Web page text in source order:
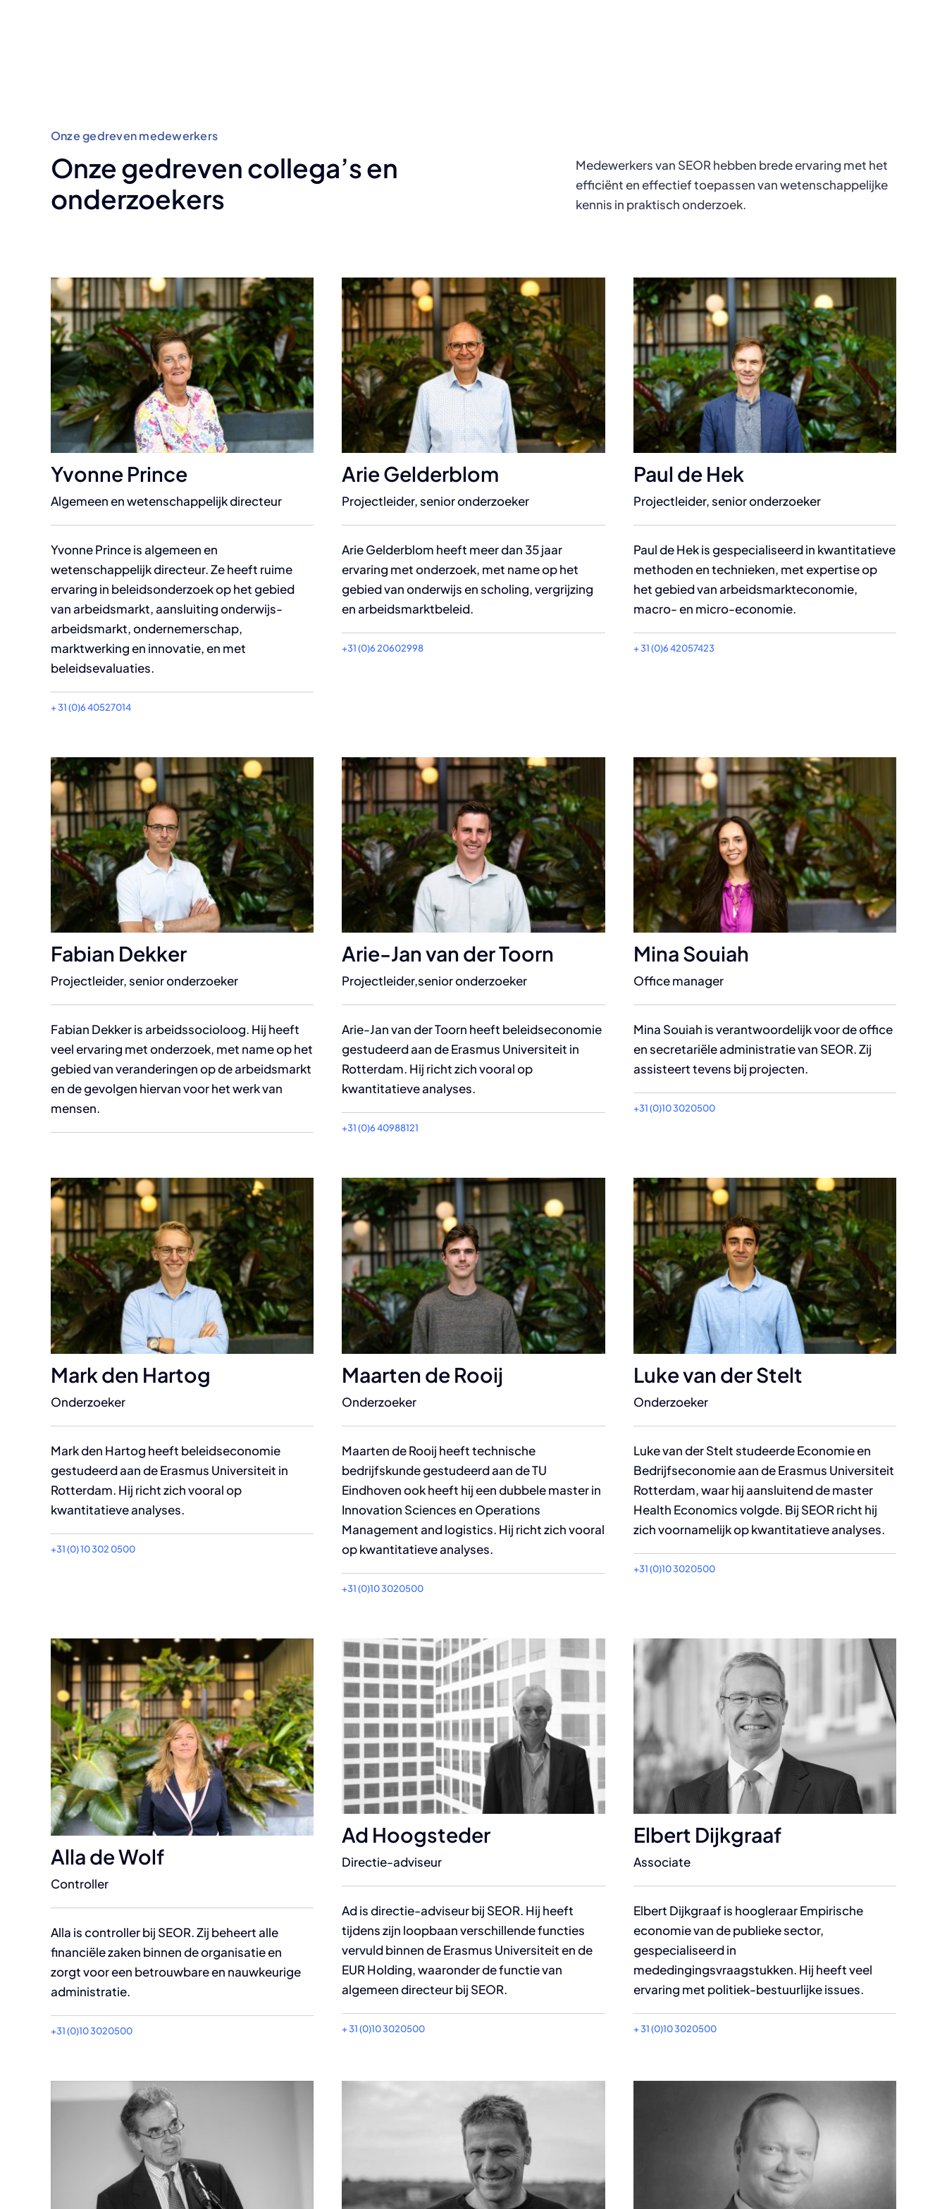
Onze gedreven medewerkers
Onze gedreven collega’s en
onderzoekers
Medewerkers van SEOR hebben brede ervaring met het
efficiënt en effectief toepassen van wetenschappelijke
kennis in praktisch onderzoek.
Yvonne Prince
Algemeen en wetenschappelijk directeur
Yvonne Prince is algemeen en
wetenschappelijk directeur. Ze heeft ruime
ervaring in beleidsonderzoek op het gebied
van arbeidsmarkt, aansluiting onderwijs-
arbeidsmarkt, ondernemerschap,
marktwerking en innovatie, en met
beleidsevaluaties.
+ 31 (0)6 40527014
Arie Gelderblom
Projectleider, senior onderzoeker
Arie Gelderblom heeft meer dan 35 jaar
ervaring met onderzoek, met name op het
gebied van onderwijs en scholing, vergrijzing
en arbeidsmarktbeleid.
+31 (0)6 20602998
Paul de Hek
Projectleider, senior onderzoeker
Paul de Hek is gespecialiseerd in kwantitatieve
methoden en technieken, met expertise op
het gebied van arbeidsmarkteconomie,
macro- en micro-economie.
+ 31 (0)6 42057423
Fabian Dekker
Projectleider, senior onderzoeker
Fabian Dekker is arbeidssocioloog. Hij heeft
veel ervaring met onderzoek, met name op het
gebied van veranderingen op de arbeidsmarkt
en de gevolgen hiervan voor het werk van
mensen.
Arie-Jan van der Toorn
Projectleider,senior onderzoeker
Arie-Jan van der Toorn heeft beleidseconomie
gestudeerd aan de Erasmus Universiteit in
Rotterdam. Hij richt zich vooral op
kwantitatieve analyses.
+31 (0)6 40988121
Mina Souiah
Office manager
Mina Souiah is verantwoordelijk voor de office
en secretariële administratie van SEOR. Zij
assisteert tevens bij projecten.
+31 (0)10 3020500
Mark den Hartog
Onderzoeker
Mark den Hartog heeft beleidseconomie
gestudeerd aan de Erasmus Universiteit in
Rotterdam. Hij richt zich vooral op
kwantitatieve analyses.
+31 (0) 10 302 0500
Maarten de Rooij
Onderzoeker
Maarten de Rooij heeft technische
bedrijfskunde gestudeerd aan de TU
Eindhoven ook heeft hij een dubbele master in
Innovation Sciences en Operations
Management and logistics. Hij richt zich vooral
op kwantitatieve analyses.
+31 (0)10 3020500
Luke van der Stelt
Onderzoeker
Luke van der Stelt studeerde Economie en
Bedrijfseconomie aan de Erasmus Universiteit
Rotterdam, waar hij aansluitend de master
Health Economics volgde. Bij SEOR richt hij
zich voornamelijk op kwantitatieve analyses.
+31 (0)10 3020500
Alla de Wolf
Controller
Alla is controller bij SEOR. Zij beheert alle
financiële zaken binnen de organisatie en
zorgt voor een betrouwbare en nauwkeurige
administratie.
+31 (0)10 3020500
Ad Hoogsteder
Directie-adviseur
Ad is directie-adviseur bij SEOR. Hij heeft
tijdens zijn loopbaan verschillende functies
vervuld binnen de Erasmus Universiteit en de
EUR Holding, waaronder de functie van
algemeen directeur bij SEOR.
+ 31 (0)10 3020500
Elbert Dijkgraaf
Associate
Elbert Dijkgraaf is hoogleraar Empirische
economie van de publieke sector,
gespecialiseerd in
mededingingsvraagstukken. Hij heeft veel
ervaring met politiek-bestuurlijke issues.
+ 31 (0)10 3020500